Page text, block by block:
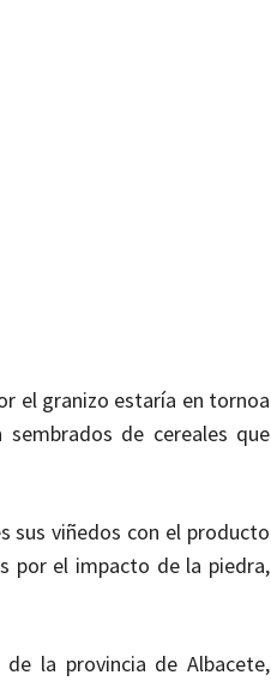
el granizo estaría en tornoa
de cereales que
sus viñedos con el producto
por el impacto de la piedra,
la provincia de Albacete,